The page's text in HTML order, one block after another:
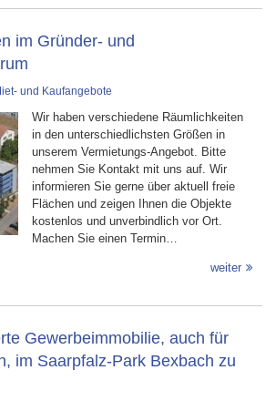
im Gründer- und
und Kaufangebote
Wir haben verschiedene Räumlichkeiten
in den unterschiedlichsten Größen in
unserem Vermietungs-Angebot. Bitte
nehmen Sie Kontakt mit uns auf. Wir
informieren Sie gerne über aktuell freie
Flächen und zeigen Ihnen die Objekte
kostenlos und unverbindlich vor Ort.
Machen Sie einen Termin…
weiter
Gewerbeimmobilie, auch für
im Saarpfalz-Park Bexbach zu